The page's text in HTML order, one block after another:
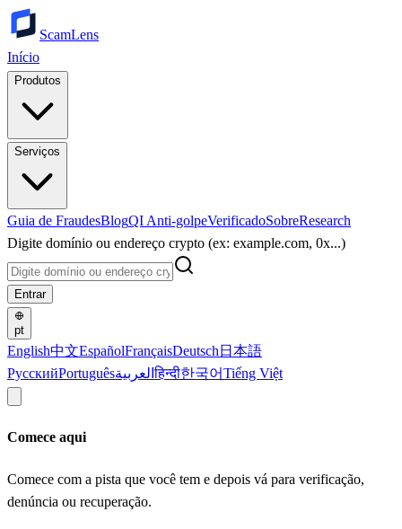
ScamLens
Início
Produtos
Serviços
Guia de FraudesBlogQI Anti-golpeVerificadoSobreResearch
Digite domínio ou endereço crypto (ex: example.com, 0x...)
Entrar
pt
English中文EspañolFrançaisDeutsch 日本語
РусскийPortuguêsالعربيةहिन्दी한국어Tiếng Việt
Comece aqui
Comece com a pista que você tem e depois vá para verificação,
denúncia ou recuperação.